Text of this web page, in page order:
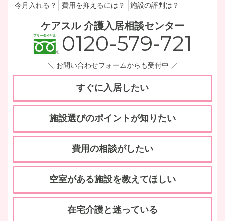
今月入れる？ 費用を抑えるには？ 施設の評判は？
ケアスル 介護入居相談センター
0120-579-721
お問い合わせフォームからも受付中
すぐに入居したい
施設選びのポイントが知りたい
費用の相談がしたい
空室がある施設を教えてほしい
在宅介護と迷っている